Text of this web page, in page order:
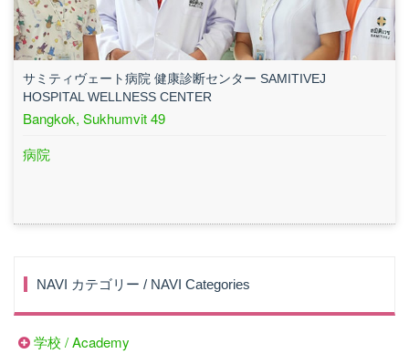
サミティヴェート病院 健康診断センター SAMITIVEJ
HOSPITAL WELLNESS CENTER
Bangkok, Sukhumvit 49
病院
NAVI カテゴリー / NAVI Categories
学校 / Academy